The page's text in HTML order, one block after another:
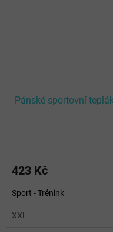
Pánské sportovní
423 Kč
Sport - Trénink
XXL